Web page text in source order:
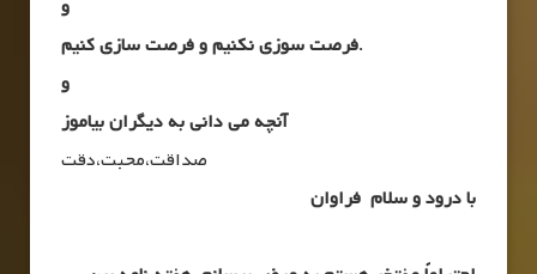
و
فرصت سوزی نکنیم و فرصت سازی کنیم.
و
آنچه می دانی به دیگران بیاموز
صداقت،محبت،دقت
با درود و سلام فراوان